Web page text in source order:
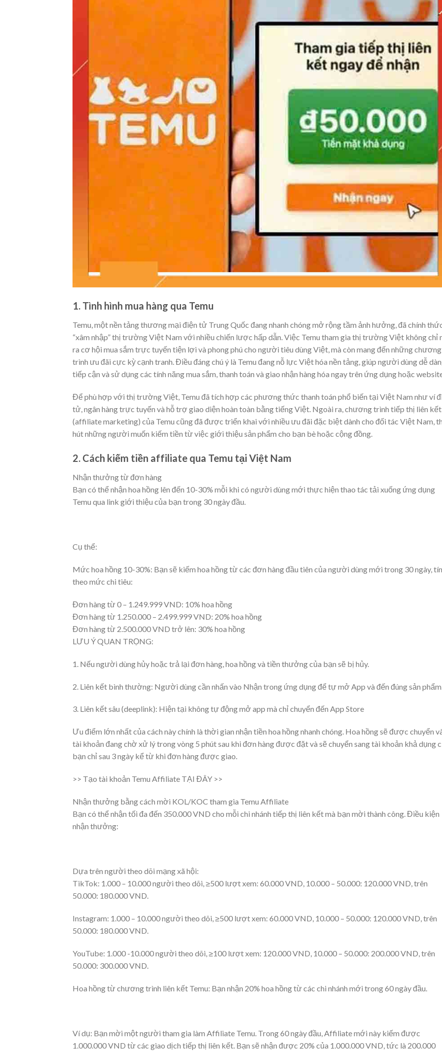
1. Tình hình mua hàng qua Temu
Temu, một nền tảng thương mại điện tử Trung Quốc đang nhanh chóng mở rộng tầm ảnh hưởng, đã chính
“xâm nhập” thị trường Việt Nam với nhiều chiến lược hấp dẫn. Việc Temu tham gia thị trường Việt không chỉ
ra cơ hội mua sắm trực tuyến tiện lợi và phong phú cho người tiêu dùng Việt, mà còn mang đến những chương
trình ưu đãi cực kỳ cạnh tranh. Điều đáng chú ý là Temu đang nỗ lực Việt hóa nền tảng, giúp người dùng dễ
tiếp cận và sử dụng các tính năng mua sắm, thanh toán và giao nhận hàng hóa ngay trên ứng dụng hoặc
Để phù hợp với thị trường Việt, Temu đã tích hợp các phương thức thanh toán phổ biến tại Việt Nam như ví
tử, ngân hàng trực tuyến và hỗ trợ giao diện hoàn toàn bằng tiếng Việt. Ngoài ra, chương trình tiếp thị liên kết
(affiliate marketing) của Temu cũng đã được triển khai với nhiều ưu đãi đặc biệt dành cho đối tác Việt Nam,
hút những người muốn kiếm tiền từ việc giới thiệu sản phẩm cho bạn bè hoặc cộng đồng.
2. Cách kiếm tiền affiliate qua Temu tại Việt Nam
Nhận thưởng từ đơn hàng
Bạn có thể nhận hoa hồng lên đến 10-30% mỗi khi có người dùng mới thực hiện thao tác tải xuống ứng dụng
Temu qua link giới thiệu của bạn trong 30 ngày đầu.
Cụ thể:
Mức hoa hồng 10-30%: Bạn sẽ kiếm hoa hồng từ các đơn hàng đầu tiên của người dùng mới trong 30 ngày,
theo mức chi tiêu:
Đơn hàng từ 0 – 1.249.999 VND: 10% hoa hồng
Đơn hàng từ 1.250.000 – 2.499.999 VND: 20% hoa hồng
Đơn hàng từ 2.500.000 VND trở lên: 30% hoa hồng
LƯU Ý QUAN TRỌNG:
1. Nếu người dùng hủy hoặc trả lại đơn hàng, hoa hồng và tiền thưởng của bạn sẽ bị hủy.
2. Liên kết bình thường: Người dùng cần nhấn vào Nhận trong ứng dụng để tự mở App và đến đúng sản
3. Liên kết sâu (deeplink): Hiện tại không tự động mở app mà chỉ chuyển đến App Store
Ưu điểm lớn nhất của cách này chính là thời gian nhận tiền hoa hồng nhanh chóng. Hoa hồng sẽ được chuyển
tài khoản đang chờ xử lý trong vòng 5 phút sau khi đơn hàng được đặt và sẽ chuyển sang tài khoản khả dụng
bạn chỉ sau 3 ngày kể từ khi đơn hàng được giao.
>> Tạo tài khoản Temu Affiliate TẠI ĐÂY >>
Nhận thưởng bằng cách mời KOL/KOC tham gia Temu Affiliate
Bạn có thể nhận tối đa đến 350.000 VND cho mỗi chi nhánh tiếp thị liên kết mà bạn mời thành công. Điều kiện
nhận thưởng:
Dựa trên người theo dõi mạng xã hội:
TikTok: 1.000 – 10.000 người theo dõi, ≥500 lượt xem: 60.000 VND, 10.000 – 50.000: 120.000 VND, trên
50.000: 180.000 VND.
Instagram: 1.000 – 10.000 người theo dõi, ≥500 lượt xem: 60.000 VND, 10.000 – 50.000: 120.000 VND, trên
50.000: 180.000 VND.
YouTube: 1.000 -10.000 người theo dõi, ≥100 lượt xem: 120.000 VND, 10.000 – 50.000: 200.000 VND, trên
50.000: 300.000 VND.
Hoa hồng từ chương trình liên kết Temu: Bạn nhận 20% hoa hồng từ các chi nhánh mới trong 60 ngày đầu.
Ví dụ: Bạn mời một người tham gia làm Affiliate Temu. Trong 60 ngày đầu, Affiliate mới này kiếm được
1.000.000 VND từ các giao dịch tiếp thị liên kết. Bạn sẽ nhận được 20% của 1.000.000 VND, tức là 200.000